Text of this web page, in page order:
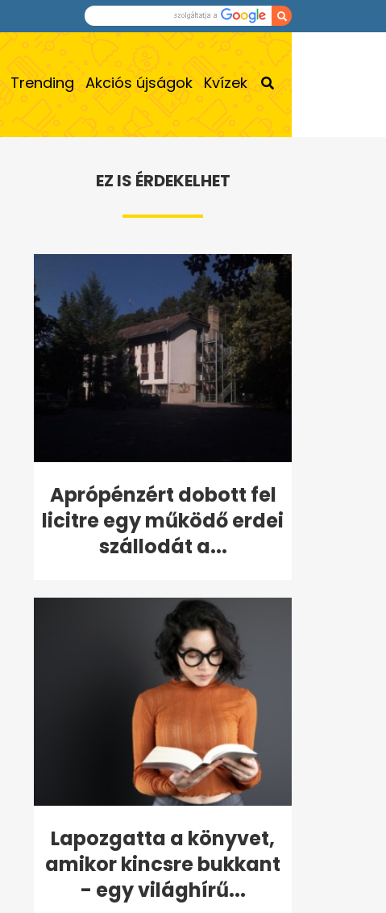
Trending Akciós újságok Kvízek
EZ IS ÉRDEKELHET
Aprópénzért dobott fel
licitre egy működő erdei
szállodát a...
Lapozgatta a könyvet,
amikor kincsre bukkant
- egy világhírű...